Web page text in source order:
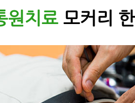
원치료모커리